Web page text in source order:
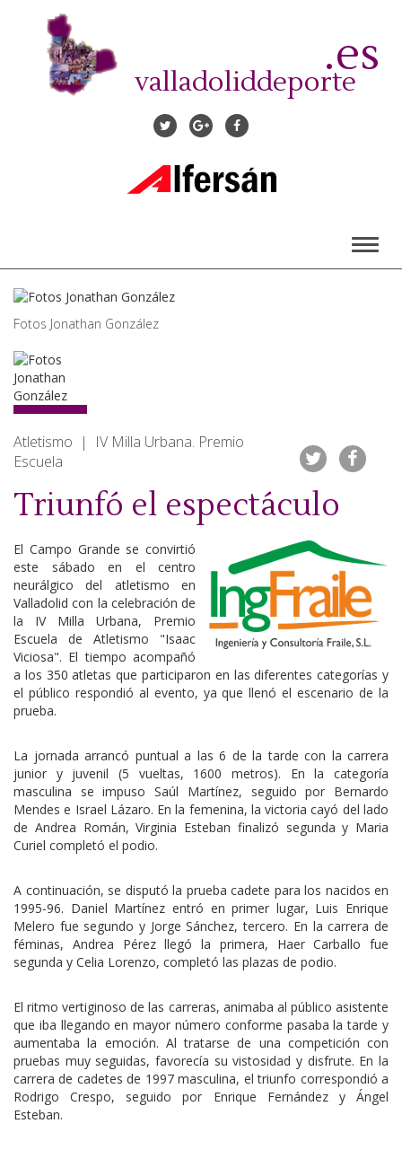
contenido
valladoliddeporte
.es
Fotos Jonathan González
Atletismo | IV Milla Urbana. Premio
Escuela
Triunfó el espectáculo
El Campo Grande se convirtió
este sábado en el centro
neurálgico del atletismo en
Valladolid con la celebración de
la IV Milla Urbana, Premio
Escuela de Atletismo "Isaac
Viciosa". El tiempo acompañó
a los 350 atletas que participaron en las diferentes categorías y
el público respondió al evento, ya que llenó el escenario de la
prueba.
La jornada arrancó puntual a las 6 de la tarde con la carrera
junior y juvenil (5 vueltas, 1600 metros). En la categoría
masculina se impuso Saúl Martínez, seguido por Bernardo
Mendes e Israel Lázaro. En la femenina, la victoria cayó del lado
de Andrea Román, Virginia Esteban finalizó segunda y Maria
Curiel completó el podio.
A continuación, se disputó la prueba cadete para los nacidos en
1995-96. Daniel Martínez entró en primer lugar, Luis Enrique
Melero fue segundo y Jorge Sánchez, tercero. En la carrera de
féminas, Andrea Pérez llegó la primera, Haer Carballo fue
segunda y Celia Lorenzo, completó las plazas de podio.
El ritmo vertiginoso de las carreras, animaba al público asistente
que iba llegando en mayor número conforme pasaba la tarde y
aumentaba la emoción. Al tratarse de una competición con
pruebas muy seguidas, favorecía su vistosidad y disfrute. En la
carrera de cadetes de 1997 masculina, el triunfo correspondió a
Rodrigo Crespo, seguido por Enrique Fernández y Ángel
Esteban.